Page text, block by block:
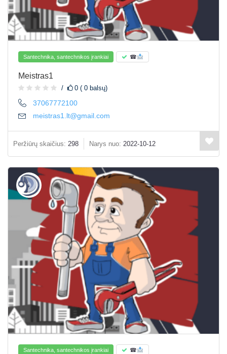
Santechnika, santechnikos įrankiai ☎
Meistras1
0 ( 0 balsų)
37067772100
meistras1.lt@gmail.com
Peržiūrų skaičius: 298 Narys nuo: 2022-10-12
Santechnika, santechnikos įrankiai ☎